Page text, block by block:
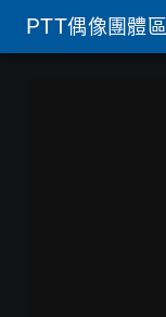
PTT偶像團體區